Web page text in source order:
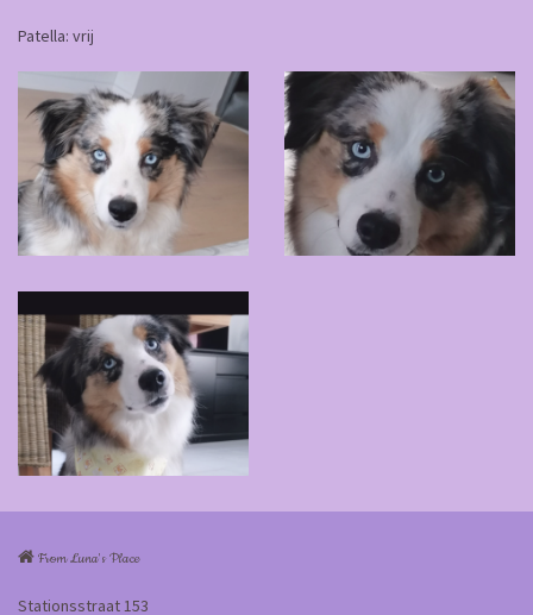
Patella: vrij
From Luna's Place
Stationsstraat 153